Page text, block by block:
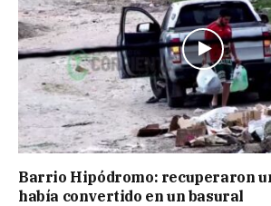
Barrio Hipódromo: recuperaron
había convertido en un basural